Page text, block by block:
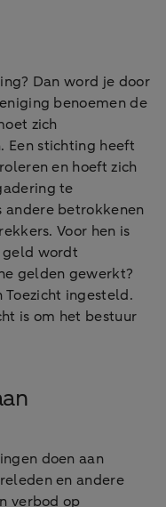
Dan word je door
benoemen de
zich
Een stichting heeft
en hoeft zich
te
andere betrokkenen
Voor hen is
geld wordt
gelden gewerkt?
Toezicht ingesteld.
is om het bestuur
doen aan
en andere
verbod op